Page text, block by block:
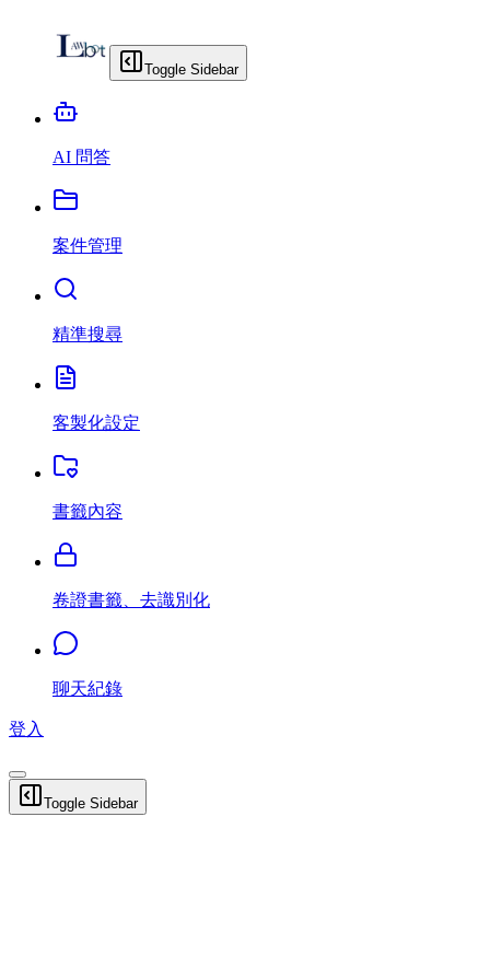
Toggle Sidebar
AI 問答
案件管理
精準搜尋
客製化設定
書籤內容
卷證書籤、去識別化
聊天紀錄
登入
Toggle Sidebar